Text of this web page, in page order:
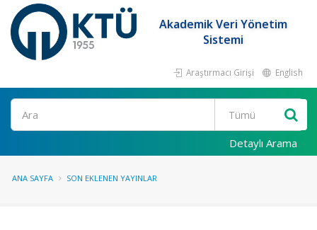
Akademik Veri Yönetim
Sistemi
Araştırmacı Girişi English
Ara
Detaylı Arama
ANA SAYFA SON EKLENEN YAYINLAR